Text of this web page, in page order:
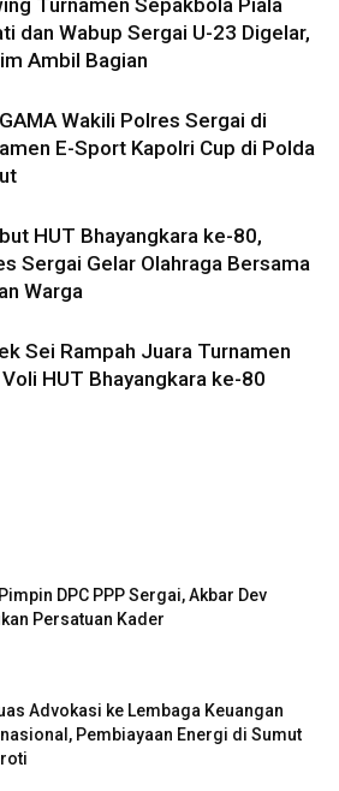
Turnamen Sepakbola Piala
dan Wabup Sergai U-23 Digelar,
Ambil Bagian
Wakili Polres Sergai di
E-Sport Kapolri Cup di Polda
HUT Bhayangkara ke-80,
Sergai Gelar Olahraga Bersama
Warga
Sei Rampah Juara Turnamen
HUT Bhayangkara ke-80
DPC PPP Sergai, Akbar Dev
Persatuan Kader
Advokasi ke Lembaga Keuangan
Pembiayaan Energi di Sumut